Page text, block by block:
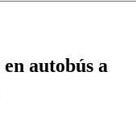
autobús a